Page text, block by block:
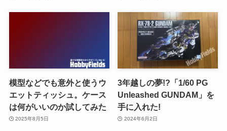
模型などでも意外と使うウ
エットティッシュ。ケース
は何がいいのか試してみた
2025年8月5日
3年越しの夢!?「1/60 PG
Unleashed GUNDAM」を
手に入れた!
2024年6月2日